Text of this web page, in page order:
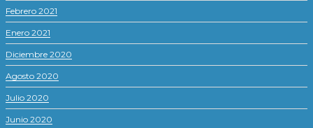
Febrero 2021
Enero 2021
Diciembre 2020
Agosto 2020
Julio 2020
Junio 2020